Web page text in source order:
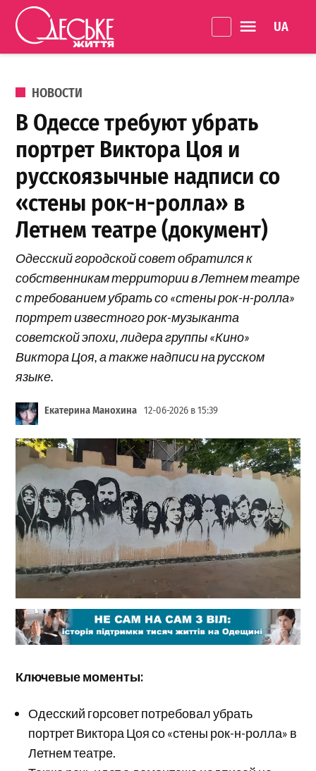
Перейти к содержанию
життя
ОПУБЛИКОВАНО В
НОВОСТИ
В Одессе требуют убрать
портрет Виктора Цоя и
русскоязычные надписи со
«стены рок-н-ролла» в
Летнем театре (документ)
Одесский городской совет обратился к
собственникам территории в Летнем театре
с требованием убрать со «стены рок-н-ролла»
портрет известного рок-музыканта
советской эпохи, лидера группы «Кино»
Виктора Цоя, а также надписи на русском
языке.
Екатерина Манохина 12-06-2026 в 15:39
Ключевые моменты:
Одесский горсовет потребовал убрать
портрет Виктора Цоя со «стены рок-н-ролла» в
Летнем театре.